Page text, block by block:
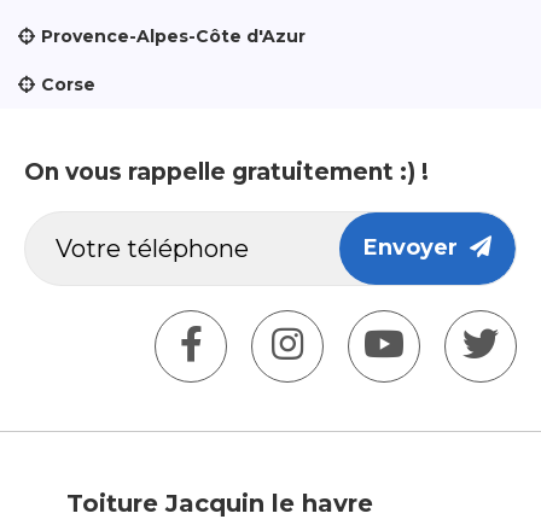
Provence-Alpes-Côte d'Azur
Corse
On vous rappelle gratuitement :) !
Envoyer
Toiture Jacquin le havre